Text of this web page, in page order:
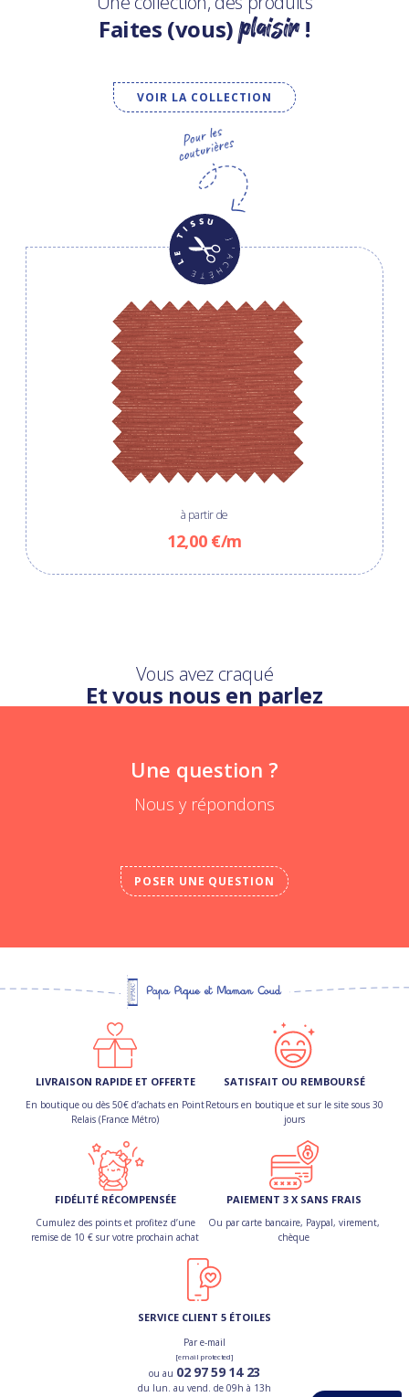
Faites (vous)plaisir!
VOIR LA COLLECTION
à partir de
12,00 €/m
Vous avez craqué
Et vous nous en parlez
Une question ?
Nous y répondons
POSER UNE QUESTION
LIVRAISON RAPIDE ET OFFERTE
En boutique ou dès 50€ d’achats en Point
Relais (France Métro)
SATISFAIT OU REMBOURSÉ
Retours en boutique et sur le site sous 30
jours
FIDÉLITÉ RÉCOMPENSÉE
Cumulez des points et profitez d’une
remise de 10 € sur votre prochain achat
PAIEMENT 3 X SANS FRAIS
Ou par carte bancaire, Paypal, virement,
chèque
SERVICE CLIENT 5 ÉTOILES
Par e-mail
[email protected]
ou au 02 97 59 14 23
du lun. au vend. de 09h à 13h